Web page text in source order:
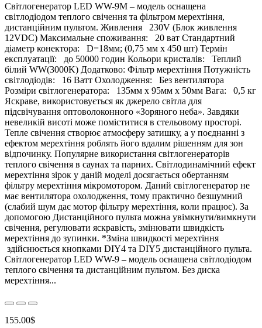
Світлогенератор LED WW-9M – модель оснащена
світлодіодом теплого свічення та фільтром мерехтіння,
дистанційним пультом. Живлення 230V (Блок живлення
12VDC) Максимальне споживання: 20 ват Стандартний
діаметр конектора: D=18мм; (0,75 мм x 450 шт) Термін
експлуатації: до 50000 годин Кольори кристалів: Теплий
білий WW(3000K) Додатково: Фільтр мерехтіння Потужність
світлодіодів: 16 Ватт Охолодження: Без вентилятора
Розміри світлогенератора: 135мм х 95мм х 50мм Вага: 0,5 кг
Яскраве, використовується як джерело світла для
підсвічування оптоволоконного «Зоряного неба». Завдяки
невеликій висоті може поміститися в стельовому просторі.
Тепле свічення створює атмосферу затишку, а у поєднанні з
ефектом мерехтіння роблять його вдалим рішенням для зон
відпочинку. Популярне використання світлогенераторів
теплого свічення в саунах та парних. Світлодинамічний ефект
мерехтіння зірок у даній моделі досягається обертанням
фільтру мерехтіння мікромотором. Даний світлогенератор не
має вентилятора охолодження, тому практично безшумний
(слабий шум дає мотор фільтру мерехтіння, коли працює). За
допомогою Дистанційного пульта можна увімкнути/вимкнути
свічення, регулювати яскравість, змінювати швидкість
мерехтіння до зупинки. *Зміна швидкості мерехтіння
здійснюється кнопками DIY4 та DIY5 дистанційного пульта.
Світлогенератор LED WW-9 – модель оснащена світлодіодом
теплого свічення та дистанційним пультом. Без диска
мерехтіння...
155.00$